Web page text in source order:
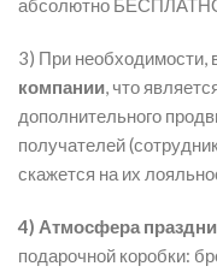
абсолютно
3) При необходимости,
компании, что
дополнительного
получателей
скажется на их
4) Атмосфера
подарочной коробки: